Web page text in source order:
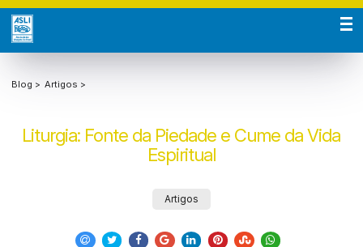
Blog > Artigos >
Liturgia: Fonte da Piedade e Cume da Vida
Espiritual
Artigos